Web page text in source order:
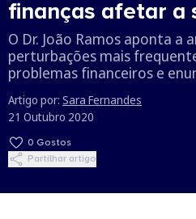
finanças afetar a
O Dr. João Ramos aponta a
perturbações mais
problemas financeiros e
Artigo por: Sara Fernandes
21 Outubro 2020
0 Gostos
Partilhar artigo